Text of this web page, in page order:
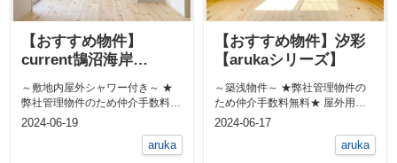
【おすすめ物件】
current鵠沼海岸
～敷地内屋外シャワー付き～ ★
弊社管理物件のため仲介手数料無
料★ Wi-Fiタイプ無料イ...
2024-06-19
aruka
【おすすめ物件】汐彩
【arukaシリーズ】
～築浅物件～ ★弊社管理物件の
ため仲介手数料無料★ 屋外用共
2024-06-17
aruka